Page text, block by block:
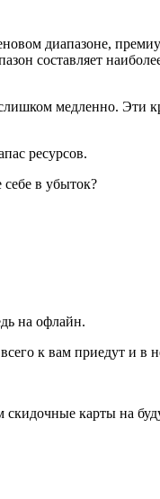
диапазоне,
составляет
слишком медленно. Эти
ресурсов.
в убыток?
на офлайн.
к вам приедут и в
скидочные карты на